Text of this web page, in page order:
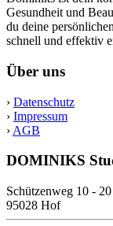
Gesundheit und
du deine
schnell und effektiv
Über uns
› Datenschutz
› Impressum
› AGB
DOMINIKS
Schützenweg 10 - 20
95028 Hof